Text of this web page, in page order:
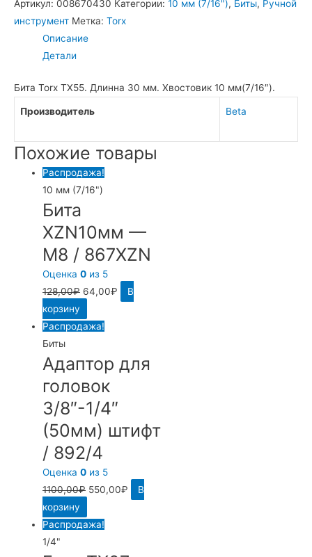
/
867TX
Артикул: 008670430 Категории: 10 мм (7/16"), Биты, Ручной
инструмент Метка: Torx
Описание
Детали
Бита Torx TX55. Длинна 30 мм. Хвостовик 10 мм(7/16″).
Производитель Beta
Похожие товары
Распродажа!
10 мм (7/16")
Бита
XZN10мм —
М8 / 867XZN
Оценка0 из 5
128,00₽ 64,00₽
В
корзину
Распродажа!
Биты
Адаптор для
головок
3/8″-1/4″
(50мм) штифт
/ 892/4
Оценка0 из 5
1100,00₽ 550,00₽
В
корзину
Распродажа!
1/4"